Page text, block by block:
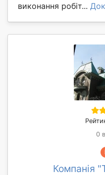
виконання робіт...
0
Компанія